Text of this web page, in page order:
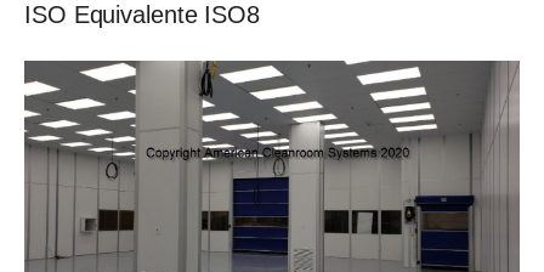
ISO EquivalenteISO8